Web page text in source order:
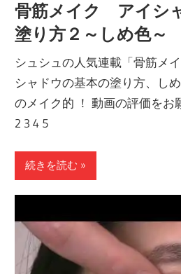
骨筋メイク アイシ
塗り方２～しめ色～
シュシュの人気連載「骨筋メ
シャドウの基本の塗り方、し
のメイク的 ！ 動画の評価をお
2 3 4 5
続きを読む